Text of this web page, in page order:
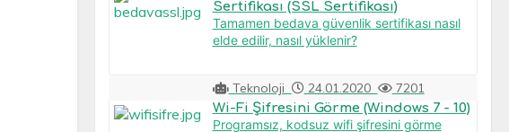
Sertifikası (SSL Sertifikası)
Tamamen bedava güvenlik sertifikası nasıl
elde edilir, nasıl yüklenir?
Teknoloji 24.01.2020 7201
Wi-Fi Şifresini Görme (Windows 7 - 10)
Programsız, kodsuz wifi şifresini görme